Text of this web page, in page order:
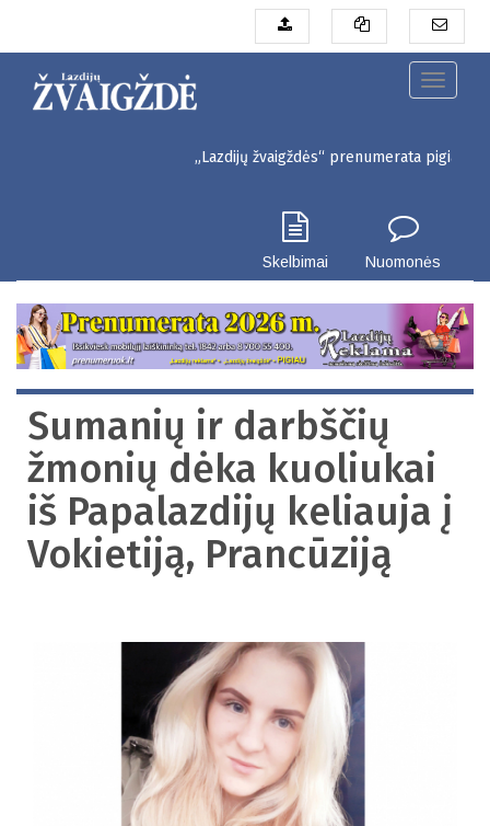
pagrindinį
Toggle
„Lazdijų žvaigždės“ prenumerata pigiau. Seinų g. 3,
Skelbimai Nuomonės
Sumanių ir darbščių
žmonių dėka kuoliukai
iš Papalazdijų keliauja į
Vokietiją, Prancūziją